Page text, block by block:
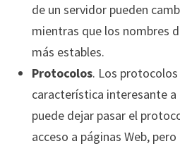
de un servidor pueden
mientras que los nombres
más estables.
Protocolos. Los
característica interesante
puede dejar pasar el
acceso a páginas Web,